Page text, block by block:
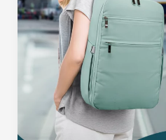
verdict
2026)